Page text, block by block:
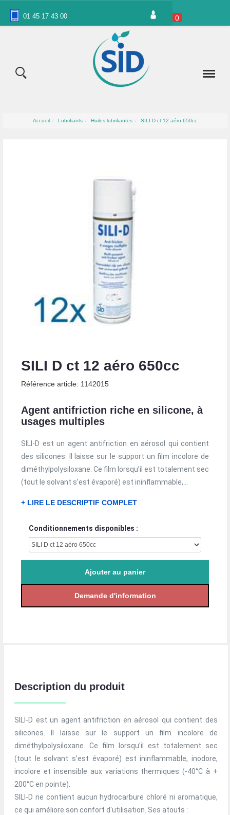
01 45 17 43 00 0
Accueil Lubrifiants Huiles lubrifiantes SILI D ct 12 aéro 650cc
SILI D ct 12 aéro 650cc
Référence article: 1142015
Agent antifriction riche en silicone, à
usages multiples
SILI-D est un agent antifriction en aérosol qui contient
des silicones. Il laisse sur le support un film incolore de
diméthylpolysiloxane. Ce film lorsqu’il est totalement sec
(tout le solvant s’est évaporé) est ininflammable,...
+ LIRE LE DESCRIPTIF COMPLET
Conditionnements disponibles :
Description du produit
SILI-D est un agent antifriction en aérosol qui contient des
silicones. Il laisse sur le support un film incolore de
diméthylpolysiloxane. Ce film lorsqu’il est totalement sec
(tout le solvant s’est évaporé) est ininflammable, inodore,
incolore et insensible aux variations thermiques (-40°C à +
200°C en pointe).
SILI-D ne contient aucun hydrocarbure chloré ni aromatique,
ce qui améliore son confort d'utilisation. Ses atouts :